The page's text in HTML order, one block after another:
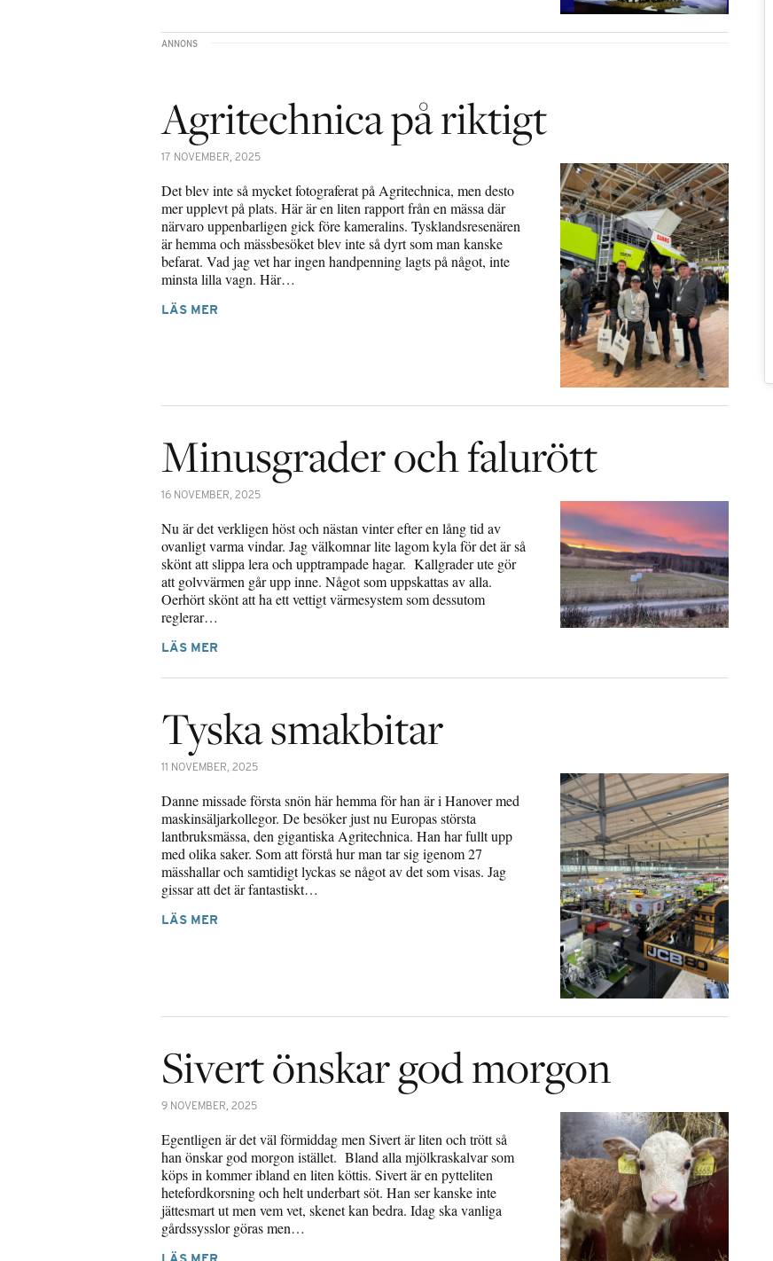
Agritechnica på riktigt
17 NOVEMBER, 2025
Det blev inte så mycket fotograferat på Agritechnica, men desto
mer upplevt på plats. Här är en liten rapport från en mässa där
närvaro uppenbarligen gick före kameralins. Tysklandsresenären
är hemma och mässbesöket blev inte så dyrt som man kanske
befarat. Vad jag vet har ingen handpenning lagts på något, inte
minsta lilla vagn. Här…
LÄS MER
Minusgrader och falurött
16 NOVEMBER, 2025
Nu är det verkligen höst och nästan vinter efter en lång tid av
ovanligt varma vindar. Jag välkomnar lite lagom kyla för det är så
skönt att slippa lera och upptrampade hagar. Kallgrader ute gör
att golvvärmen går upp inne. Något som uppskattas av alla.
Oerhört skönt att ha ett vettigt värmesystem som dessutom
reglerar…
LÄS MER
Tyska smakbitar
11 NOVEMBER, 2025
Danne missade första snön här hemma för han är i Hanover med
maskinsäljarkollegor. De besöker just nu Europas största
lantbruksmässa, den gigantiska Agritechnica. Han har fullt upp
med olika saker. Som att förstå hur man tar sig igenom 27
mässhallar och samtidigt lyckas se något av det som visas. Jag
gissar att det är fantastiskt…
LÄS MER
Sivert önskar god morgon
9 NOVEMBER, 2025
Egentligen är det väl förmiddag men Sivert är liten och trött så
han önskar god morgon istället. Bland alla mjölkraskalvar som
köps in kommer ibland en liten köttis. Sivert är en pytteliten
hetefordkorsning och helt underbart söt. Han ser kanske inte
jättesmart ut men vem vet, skenet kan bedra. Idag ska vanliga
gårdssysslor göras men…
LÄS MER